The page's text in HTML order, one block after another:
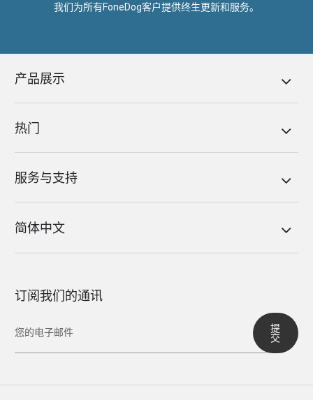
我们为所有FoneDog客户提供终生更新和服务。
产品展示
热门
服务与支持
简体中文
订阅我们的通讯
提
交